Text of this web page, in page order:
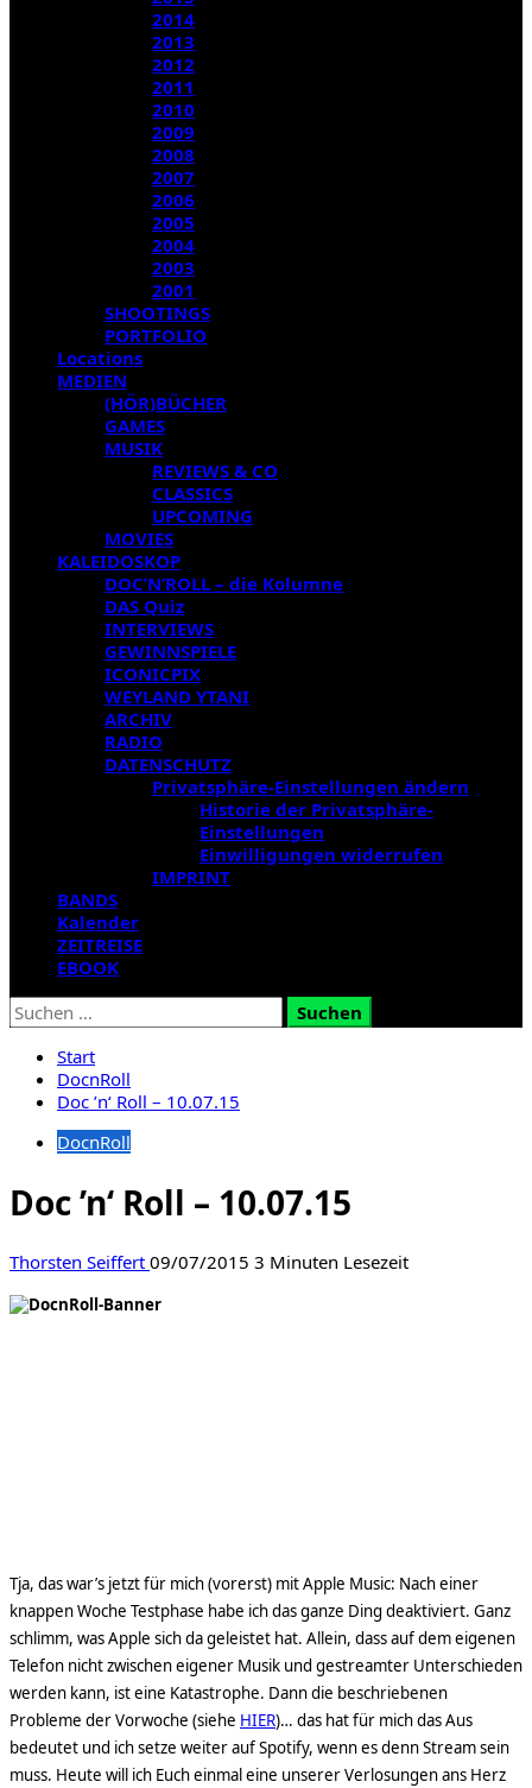
2014
2013
2012
2011
2010
2009
2008
2007
2006
2005
2004
2003
2001
SHOOTINGS
PORTFOLIO
Locations
MEDIEN
(HÖR)BÜCHER
GAMES
MUSIK
REVIEWS & CO
CLASSICS
UPCOMING
MOVIES
KALEIDOSKOP
DOC’N’ROLL – die Kolumne
DAS Quiz
INTERVIEWS
GEWINNSPIELE
ICONICPIX
WEYLAND YTANI
ARCHIV
RADIO
DATENSCHUTZ
Privatsphäre-Einstellungen ändern
Historie der Privatsphäre-
Einstellungen
Einwilligungen widerrufen
IMPRINT
BANDS
Kalender
ZEITREISE
EBOOK
Suchen
nach:
Start
DocnRoll
Doc ’n‘ Roll – 10.07.15
DocnRoll
Doc ’n‘ Roll – 10.07.15
Thorsten Seiffert 09/07/2015 3 Minuten Lesezeit
Tja, das war’s jetzt für mich (vorerst) mit Apple Music: Nach einer
knappen Woche Testphase habe ich das ganze Ding deaktiviert. Ganz
schlimm, was Apple sich da geleistet hat. Allein, dass auf dem eigenen
Telefon nicht zwischen eigener Musik und gestreamter Unterschieden
werden kann, ist eine Katastrophe. Dann die beschriebenen
Probleme der Vorwoche (siehe HIER)… das hat für mich das Aus
bedeutet und ich setze weiter auf Spotify, wenn es denn Stream sein
muss. Heute will ich Euch einmal eine unserer Verlosungen ans Herz